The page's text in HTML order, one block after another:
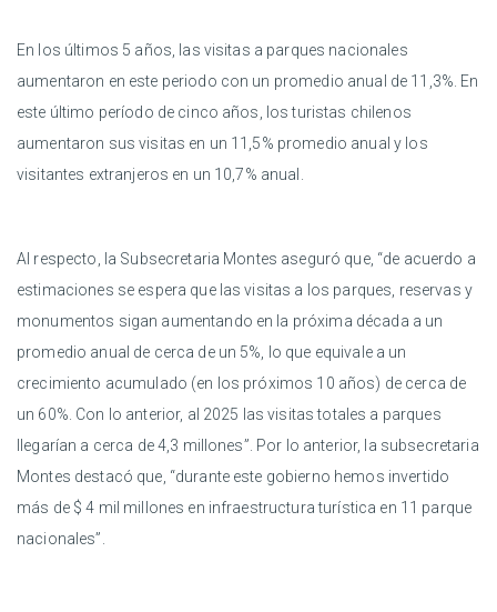
En los últimos 5 años, las visitas a parques nacionales
aumentaron en este periodo con un promedio anual de 11,3%. En
este último período de cinco años, los turistas chilenos
aumentaron sus visitas en un 11,5% promedio anual y los
visitantes extranjeros en un 10,7% anual.
Al respecto, la Subsecretaria Montes aseguró que, “de acuerdo a
estimaciones se espera que las visitas a los parques, reservas y
monumentos sigan aumentando en la próxima década a un
promedio anual de cerca de un 5%, lo que equivale a un
crecimiento acumulado (en los próximos 10 años) de cerca de
un 60%. Con lo anterior, al 2025 las visitas totales a parques
llegarían a cerca de 4,3 millones”. Por lo anterior, la subsecretaria
Montes destacó que, “durante este gobierno hemos invertido
más de $ 4 mil millones en infraestructura turística en 11 parque
nacionales”.